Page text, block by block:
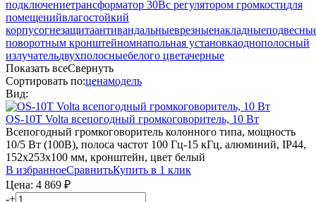
подключениетрансформатор 30Вс регулятором громкостидля
помещенийвлагостойкий
корпусогнезащитаантивандальныеврезныенакладные
поворотным кронштейномнапольная установкаоднополосный
излучательдвухполосныебелого цветачерные
Показать всеСвернуть
Сортировать по:ценамодель
Вид:
OS-10T Volta всепогодный громкоговоритель, 10 Вт
Всепогодный громкоговоритель колонного типа, мощность
10/5 Вт (100В), полоса частот 100 Гц-15 кГц, алюминий, IP44,
152х253х100 мм, кронштейн, цвет белый
В избранноеСравнитьКупить в 1 клик
Цена: 4 869 ₽
-+